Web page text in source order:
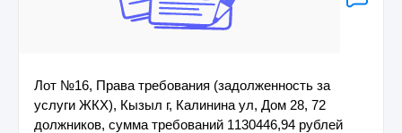
Лот №16, Права требования (задолженность за
услуги ЖКХ), Кызыл г, Калинина ул, Дом 28, 72
должников, сумма требований 1130446,94 рублей